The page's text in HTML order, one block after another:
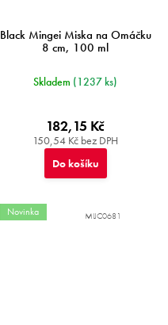
Black Mingei Miska na Omáčku
8 cm, 100 ml
Skladem (1237 ks)
150,54 Kč bez DPH
182,15 Kč
Do košíku
Novinka MIJC0681